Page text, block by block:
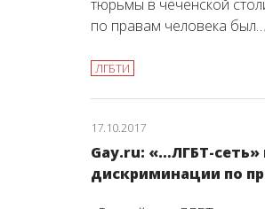
тюрьмы в чеченской
по правам человека был…
ЛГБТИ
17.10.2017
Gay.ru: «…ЛГБТ-
дискриминации по